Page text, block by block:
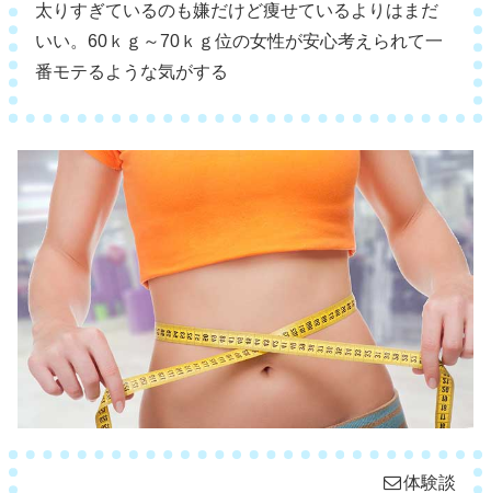
太りすぎているのも嫌だけど痩せているよりはまだ
いい。60ｋｇ～70ｋｇ位の女性が安心考えられて一
番モテるような気がする
体験談